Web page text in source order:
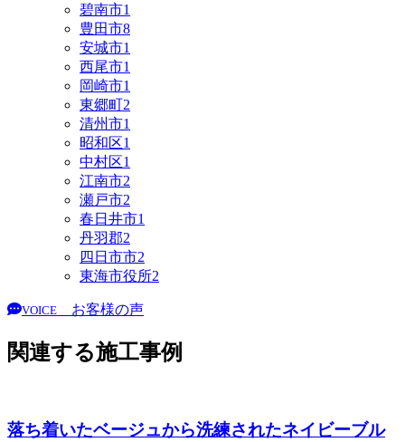
碧南市1
豊田市8
安城市1
西尾市1
岡崎市1
東郷町2
清州市1
昭和区1
中村区1
江南市2
瀬戸市2
春日井市1
丹羽郡2
四日市市2
東海市役所2
VOICE お客様の声
関連する施工事例
落ち着いたベージュから洗練されたネイビーブル